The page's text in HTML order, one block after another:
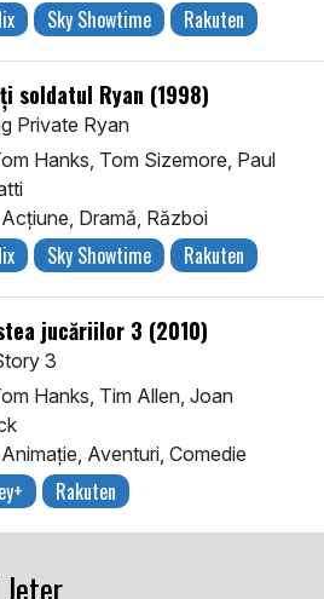
Sky Showtime Rakuten
soldatul Ryan (1998)
Private Ryan
Hanks, Tom Sizemore, Paul
Acţiune, Dramă, Război
Sky Showtime Rakuten
jucăriilor 3 (2010)
3
Hanks, Tim Allen, Joan
Animaţie, Aventuri, Comedie
Rakuten